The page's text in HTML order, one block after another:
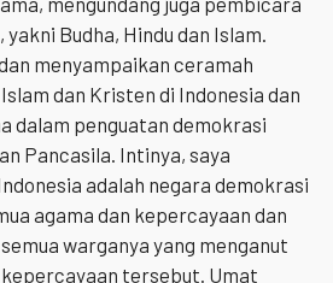
Budha, Hindu dan Islam.
menyampaikan ceramah
dan Kristen di Indonesia dan
dalam penguatan demokrasi
Pancasila. Intinya, saya
adalah negara demokrasi
agama dan kepercayaan dan
warganya yang menganut
tersebut. Umat